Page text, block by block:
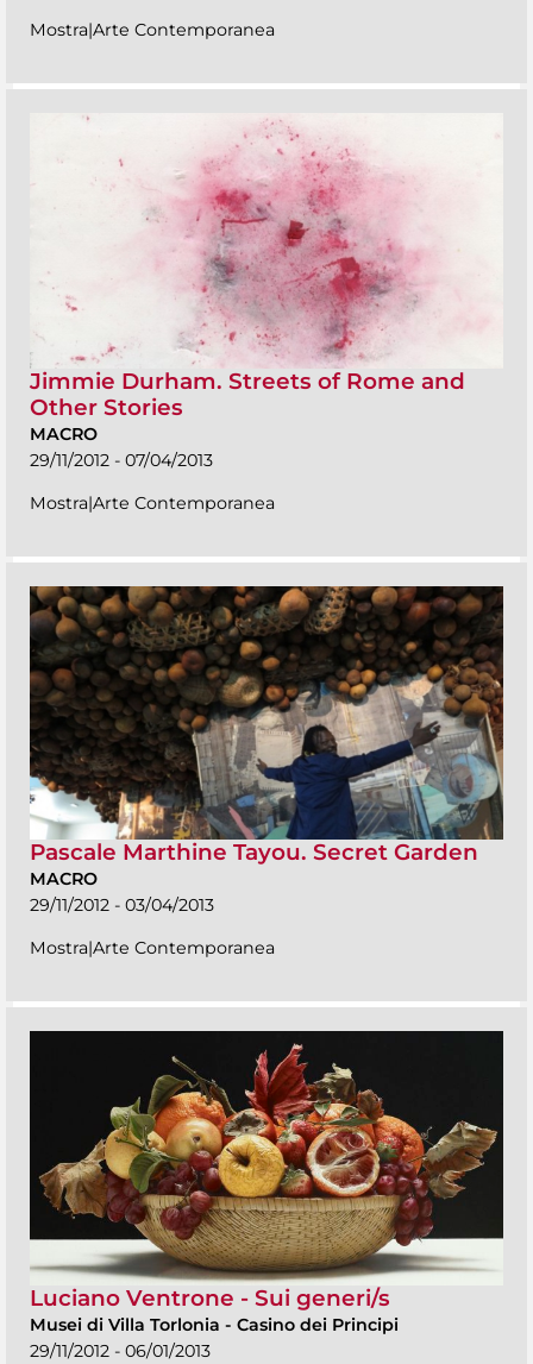
Mostra|Arte Contemporanea
Jimmie Durham. Streets of Rome and
Other Stories
MACRO
29/11/2012 - 07/04/2013
Mostra|Arte Contemporanea
Pascale Marthine Tayou. Secret Garden
MACRO
29/11/2012 - 03/04/2013
Mostra|Arte Contemporanea
Luciano Ventrone - Sui generi/s
Musei di Villa Torlonia - Casino dei Principi
29/11/2012 - 06/01/2013